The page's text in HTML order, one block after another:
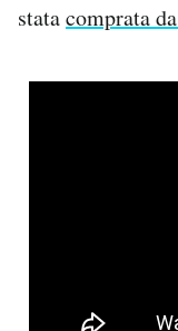
statacomprata